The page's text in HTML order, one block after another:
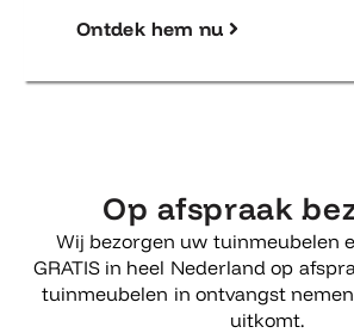
Ontdek hem nu
Op afspraak
Wij bezorgen uw tuinmeubelen
GRATIS in heel Nederland op
tuinmeubelen in ontvangst
uitkomt.